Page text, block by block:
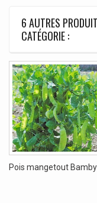
6 AUTRES
CATÉGORIE :
Pois mangetout Bamby